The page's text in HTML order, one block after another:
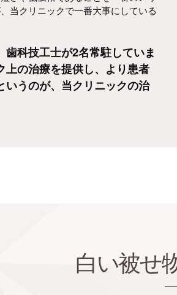
当クリニックで一番大事にしている
科技工士が2名常駐していま
の治療を提供し、より患者
いうのが、当クリニックの治
白い被せ